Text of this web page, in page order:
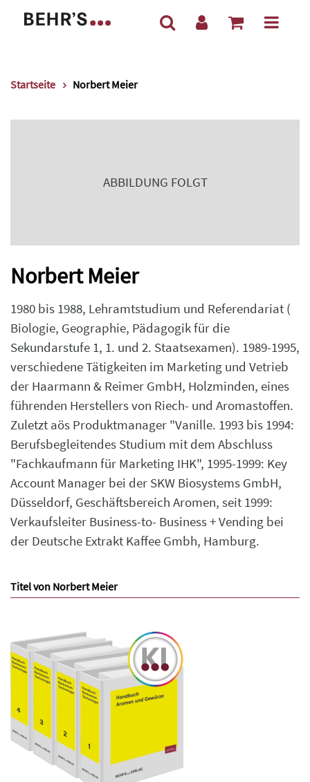
Startseite Norbert Meier
ABBILDUNG FOLGT
Norbert Meier
1980 bis 1988, Lehramtstudium und Referendariat (
Biologie, Geographie, Pädagogik für die
Sekundarstufe 1, 1. und 2. Staatsexamen). 1989-1995,
verschiedene Tätigkeiten im Marketing und Vetrieb
der Haarmann & Reimer GmbH, Holzminden, eines
führenden Herstellers von Riech- und Aromastoffen.
Zuletzt aös Produktmanager "Vanille. 1993 bis 1994:
Berufsbegleitendes Studium mit dem Abschluss
"Fachkaufmann für Marketing IHK", 1995-1999: Key
Account Manager bei der SKW Biosystems GmbH,
Düsseldorf, Geschäftsbereich Aromen, seit 1999:
Verkaufsleiter Business-to- Business + Vending bei
der Deutsche Extrakt Kaffee Gmbh, Hamburg.
Titel von Norbert Meier